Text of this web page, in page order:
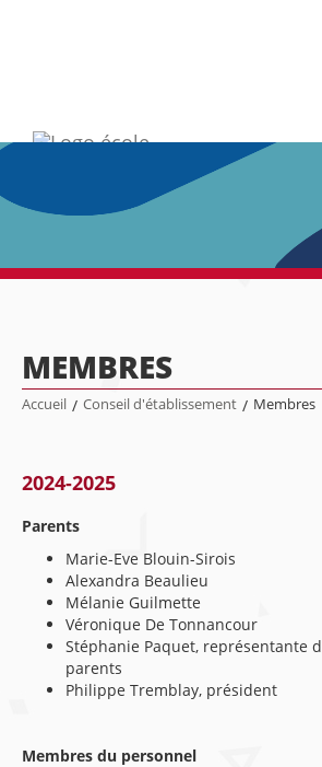
MEMBRES
Accueil / Conseil d'établissement / Membres
2024-2025
Parents
Marie-Eve Blouin-Sirois
Alexandra Beaulieu
Mélanie Guilmette
Véronique De Tonnancour
Stéphanie Paquet, représentante
parents
Philippe Tremblay, président
Membres du personnel